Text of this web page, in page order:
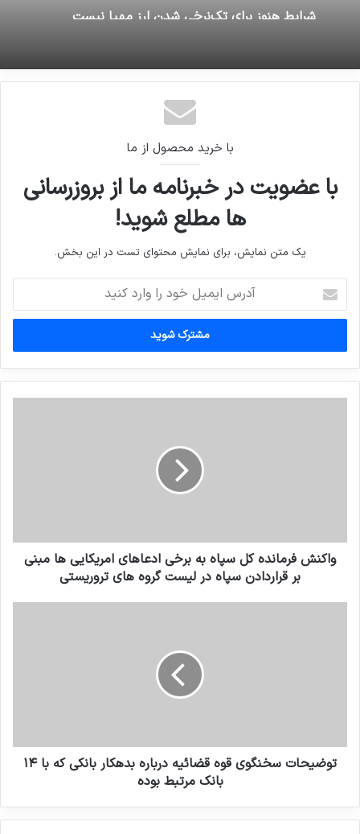
شرایط هنوز برای تک‌نرخی شدن ارز مهیا نیست
با خرید محصول از ما
با عضویت در خبرنامه ما از بروزرسانی
ها مطلع شوید!
یک متن نمایش، برای نمایش محتوای تست در این بخش.
ایمیل
خود
وارد
کنید
واکنش فرمانده کل سپاه به برخی ادعاهای امریکایی ها مبنی
بر قراردادن سپاه در لیست گروه های تروریستی
توضیحات سخنگوی قوه قضائیه درباره بدهکار بانکی که با ۱۴
بانک مرتبط بوده